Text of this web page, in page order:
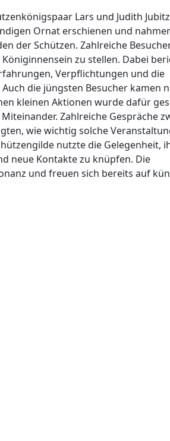
Lars und Judith
Ornat erschienen und
der Schützen. Zahlreiche
zu stellen. Dabei
Verpflichtungen und die
die jüngsten Besucher kamen
kleinen Aktionen wurde dafür
Zahlreiche Gespräche
wie wichtig solche
nutzte die Gelegenheit,
neue Kontakte zu knüpfen. Die
und freuen sich bereits auf